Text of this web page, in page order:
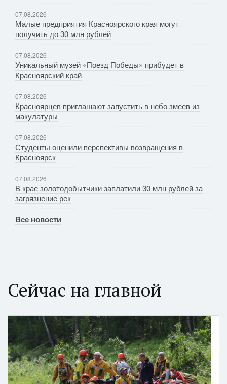
07.08.2026
Малые предприятия Красноярского края могут
получить до 30 млн рублей
07.08.2026
Уникальный музей «Поезд Победы» прибудет в
Красноярский край
07.08.2026
Красноярцев приглашают запустить в небо змеев из
макулатуры
07.08.2026
Студенты оценили перспективы возвращения в
Красноярск
07.08.2026
В крае золотодобытчики заплатили 30 млн рублей за
загрязнение рек
Все новости
Сейчас на главной